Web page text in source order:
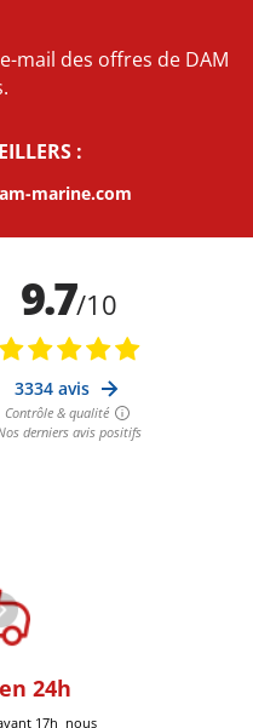
24h
17h nous
mail des offres de DAM
:
marine.com